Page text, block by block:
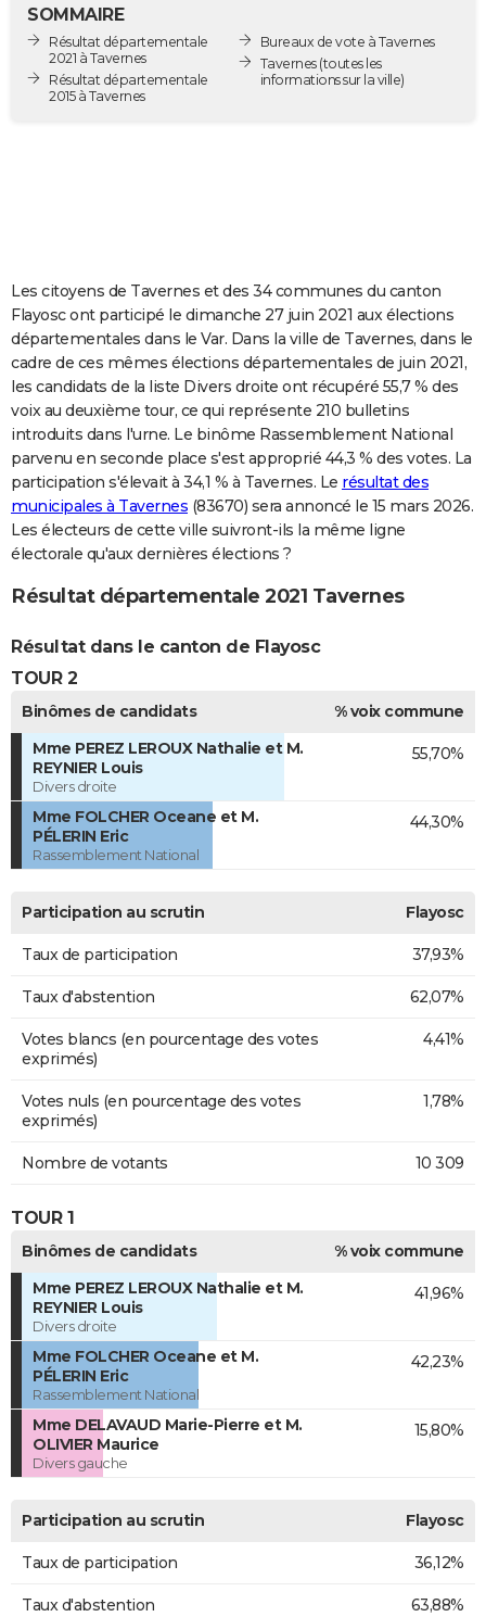
Destinations
City break
Voyage nature
Voyage de noces
Forum
Climat
GUIDES D'ACHAT
COPAINS D'AVANT
S'inscrire
Se connecter
Lycées
Collèges
Primaires
Universités
Entreprises
Service militaire
Avis de recherche
AVIS DE DÉCÈS
Bricolage
Lifestyle
Culture
Sport
Auto
Television
Voyage
Cinema
SOMMAIRE
Résultat départementale
2021 à Tavernes
Résultat départementale
2015 à Tavernes
Bureaux de vote à Tavernes
Tavernes(toutes les
informations sur la ville)
Les citoyens de Tavernes et des 34 communes du canton
Flayosc ont participé le dimanche 27 juin 2021 aux élections
départementales dans le Var. Dans la ville de Tavernes, dans le
cadre de ces mêmes élections départementales de juin 2021,
les candidats de la liste Divers droite ont récupéré 55,7 % des
voix au deuxième tour, ce qui représente 210 bulletins
introduits dans l'urne. Le binôme Rassemblement National
parvenu en seconde place s'est approprié 44,3 % des votes. La
participation s'élevait à 34,1 % à Tavernes. Le résultat des
municipales à Tavernes (83670) sera annoncé le 15 mars 2026.
Les électeurs de cette ville suivront-ils la même ligne
électorale qu'aux dernières élections ?
Résultat départementale 2021 Tavernes
Résultat dans le canton de Flayosc
TOUR 2
Binômes de candidats
% voix commune
Mme PEREZ LEROUX Nathalie et M.
REYNIER Louis
Divers droite
55,70%
Mme FOLCHER Oceane et M.
PÉLERIN Eric
Rassemblement National
44,30%
Participation au scrutin Flayosc
Taux de participation 37,93%
Taux d'abstention 62,07%
Votes blancs (en pourcentage des votes
exprimés)
4,41%
Votes nuls (en pourcentage des votes
exprimés)
1,78%
Nombre de votants 10 309
TOUR 1
Binômes de candidats
% voix commune
Mme PEREZ LEROUX Nathalie et M.
REYNIER Louis
Divers droite
41,96%
Mme FOLCHER Oceane et M.
PÉLERIN Eric
Rassemblement National
42,23%
Mme DELAVAUD Marie-Pierre et M.
OLIVIER Maurice
Divers gauche
15,80%
Participation au scrutin Flayosc
Taux de participation 36,12%
Taux d'abstention 63,88%